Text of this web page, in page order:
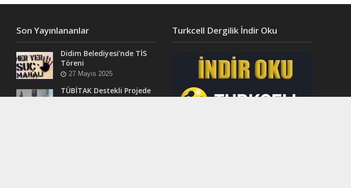
Son Yayınlananlar
Didim Belediyesi’nde TİS
Töreni
27 Mayıs 2025
TÜBİTAK Destekli Projede
Didim’de ve Tüm Aydın’da
Turkcell Dergilik İndir Oku